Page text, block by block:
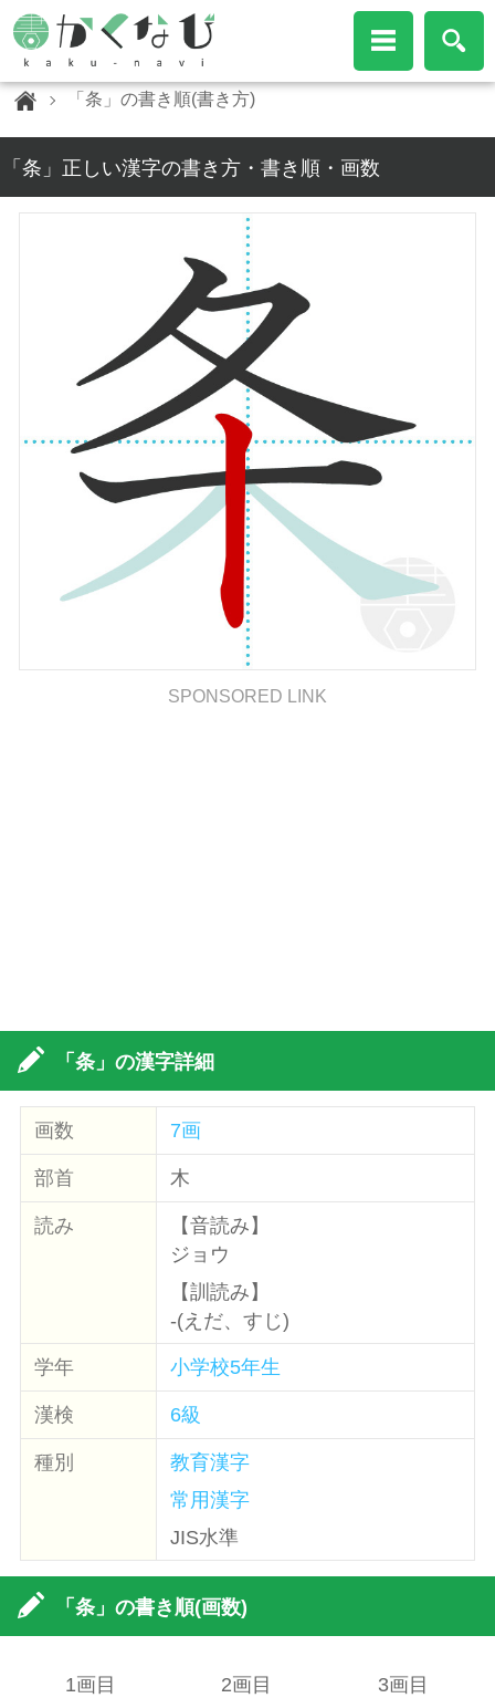
「条」の書き順(書き方)
「条」正しい漢字の書き方・書き順・画数
SPONSORED LINK
「条」の漢字詳細
画数 7画
部首 木
読み
【音読み】
ジョウ
【訓読み】
-(えだ、すじ)
学年 小学校5年生
漢検 6級
種別
教育漢字
常用漢字
JIS水準
「条」の書き順(画数)
1画目 2画目 3画目